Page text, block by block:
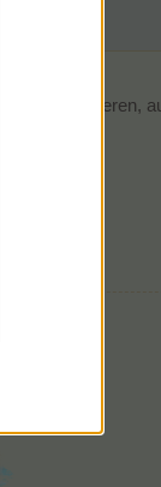
Zeitraum leeren,